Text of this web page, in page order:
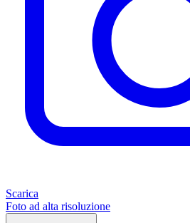
Scarica
Foto ad alta risoluzione